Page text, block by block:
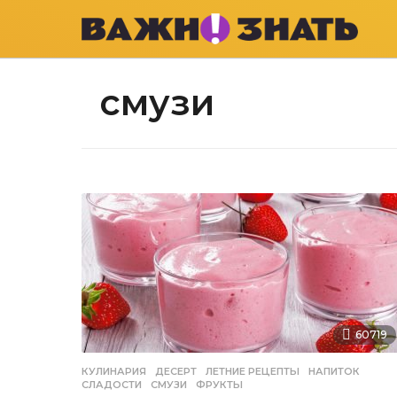
смузи
60719
КУЛИНАРИЯ ДЕСЕРТ ,ЛЕТНИЕ РЕЦЕПТЫ ,НАПИТОК
СЛАДОСТИ
,СМУЗИ ,ФРУКТЫ